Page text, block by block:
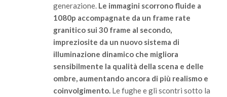
generazione. Le immagini scorrono fluide a
1080p accompagnate da un frame rate
granitico sui 30 frame al secondo,
impreziosite da un nuovo sistema di
illuminazione dinamico che migliora
sensibilmente la qualità della scena e delle
ombre, aumentando ancora di più realismo e
coinvolgimento. Le fughe e gli scontri sotto la